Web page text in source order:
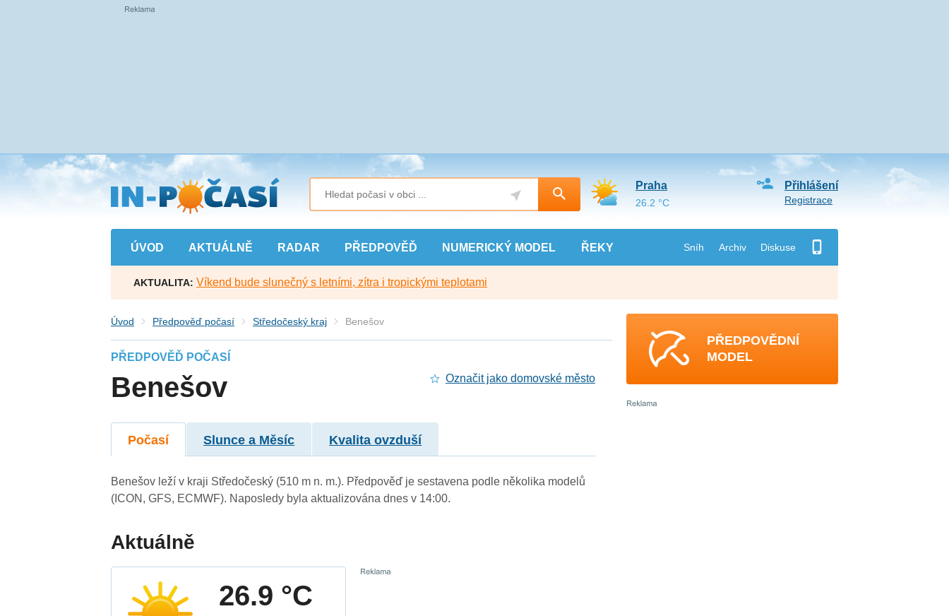
Přejít
na
hlavní
obsah
ÚVOD AKTUÁLNĚ RADAR PŘEDPOVĚĎ NUMERICKÝ MODEL ŘEKY Sníh Archiv Diskuse
Přihlášení
Registrace
Praha
26.2 °C
AKTUALITA: Víkend bude slunečný s letními, zítra i tropickými teplotami
Úvod Předpověď počasí Středočeský kraj Benešov
PŘEDPOVĚĎ POČASÍ
Benešov Označit jako domovské město
Počasí Slunce a Měsíc Kvalita ovzduší
Benešov leží v kraji Středočeský (510 m n. m.). Předpověď je sestavena podle několika modelů
(ICON, GFS, ECMWF). Naposledy byla aktualizována dnes v 14:00.
Aktuálně
26.9 °C
PŘEDPOVĚDNÍ
MODEL